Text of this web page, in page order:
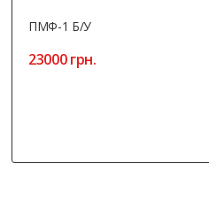
ПМФ-1 Б/У
23000 грн.